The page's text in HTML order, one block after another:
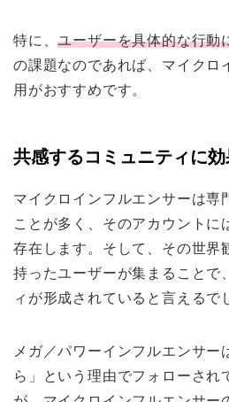
特に、ユーザーを具体的な行動
の課題なのであれば、マイクロ
用がおすすめです。
共感するコミュニティに
マイクロインフルエンサーは専
ことが多く、そのアカウントに
存在します。そして、その世界
持ったユーザーが集まることで
ィが形成されていると言えるで
メガ／パワーインフルエンサー
ら」という理由でフォローされ